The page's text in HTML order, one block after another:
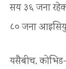
सय ३६ जना
८० जना
यसैबीच,